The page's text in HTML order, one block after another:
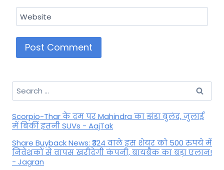
Website
Search
for:
Scorpio-Thar के दम पर Mahindra का झंडा बुलंद, जुलाई
में बिकीं इतनी SUVs - AajTak
Share Buyback News: ₹324 वाले इस शेयर को 500 रुपये में
निवेशकों से वापस खरीदेगी कंपनी, बायबैक का बड़ा एलान!
- Jagran